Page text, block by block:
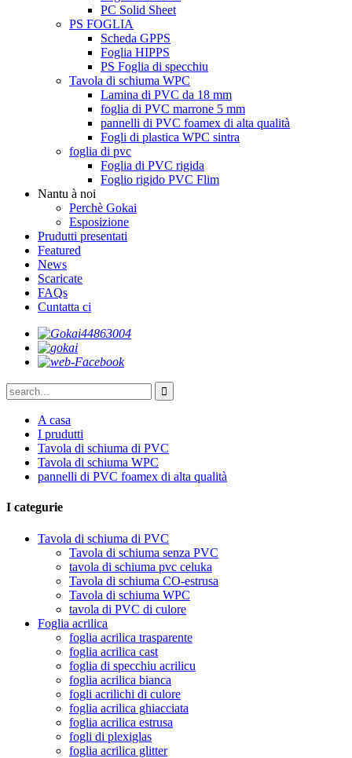
PC Solid Sheet
PS FOGLIA
Scheda GPPS
Foglia HIPPS
PS Foglia di specchiu
Tavola di schiuma WPC
Lamina di PVC da 18 mm
foglia di PVC marrone 5 mm
pannelli di PVC foamex di alta qualità
Fogli di plastica WPC sintra
foglia di pvc
Foglia di PVC rigida
Foglio rigido PVC Flim
Nantu à noi
Perchè Gokai
Esposizione
Prudutti presentati
Featured
News
Scaricate
FAQs
Cuntatta ci
A casa
I prudutti
Tavola di schiuma di PVC
Tavola di schiuma WPC
pannelli di PVC foamex di alta qualità
I categurie
Tavola di schiuma di PVC
Tavola di schiuma senza PVC
tavola di schiuma pvc celuka
Tavola di schiuma CO-estrusa
Tavola di schiuma WPC
tavola di PVC di culore
Foglia acrilica
foglia acrilica trasparente
foglia acrilica cast
foglia di specchiu acrilicu
foglia acrilica bianca
fogli acrilichi di culore
foglia acrilica ghiacciata
foglia acrilica estrusa
fogli di plexiglas
foglia acrilica glitter